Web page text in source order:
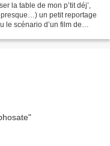
la table de mon p’tit déj’,
un petit reportage
le scénario d’un film de